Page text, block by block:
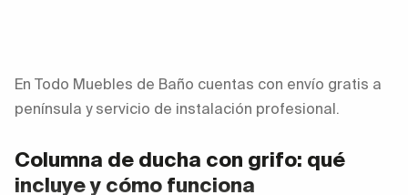
En Todo Muebles de Baño cuentas con envío gratis a
península y servicio de instalación profesional.
Columna de ducha con grifo: qué
incluye y cómo funciona